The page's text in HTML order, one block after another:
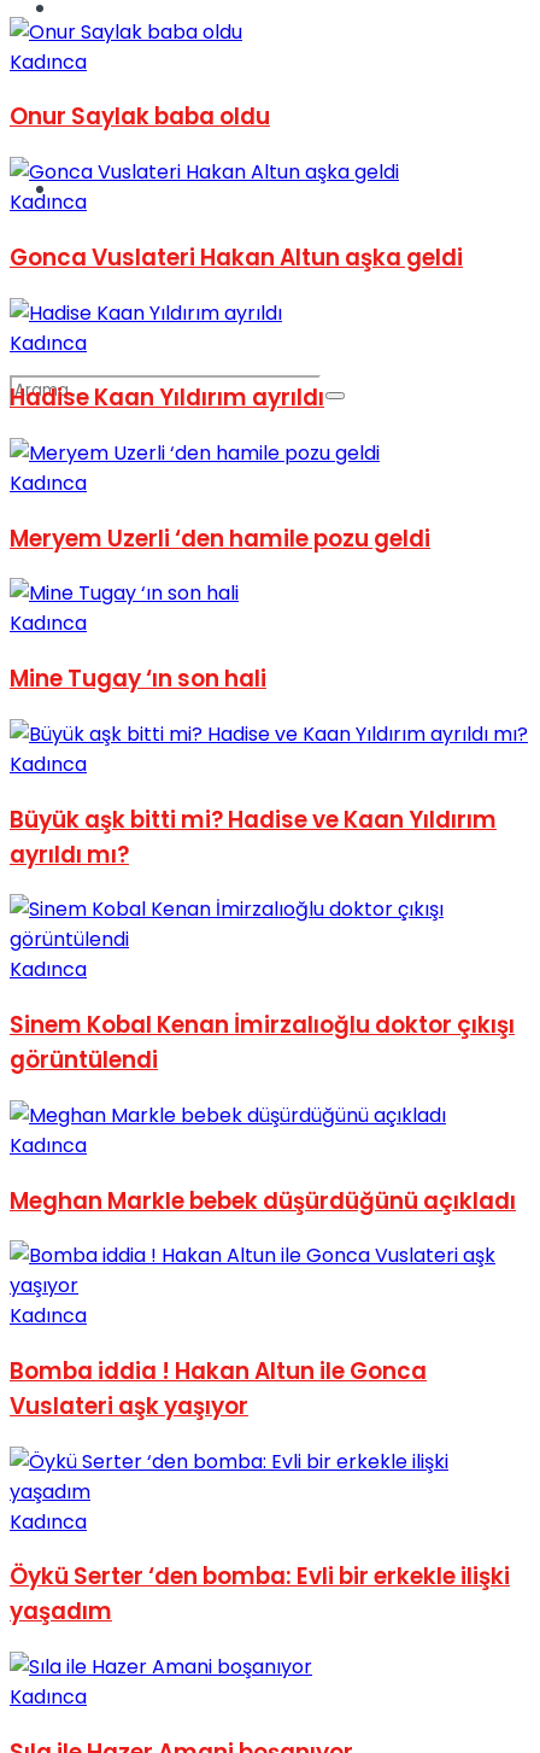
Podcast
View All Result
Kadınca
Onur Saylak baba oldu
Kadınca
Gonca Vuslateri Hakan Altun aşka geldi
Kadınca
Hadise Kaan Yıldırım ayrıldı
Kadınca
Meryem Uzerli ‘den hamile pozu geldi
Kadınca
Mine Tugay ‘ın son hali
Kadınca
Büyük aşk bitti mi? Hadise ve Kaan Yıldırım
ayrıldı mı?
Kadınca
Sinem Kobal Kenan İmirzalıoğlu doktor çıkışı
görüntülendi
Kadınca
Meghan Markle bebek düşürdüğünü açıkladı
Kadınca
Bomba iddia ! Hakan Altun ile Gonca
Vuslateri aşk yaşıyor
Kadınca
Öykü Serter ‘den bomba: Evli bir erkekle ilişki
yaşadım
Kadınca